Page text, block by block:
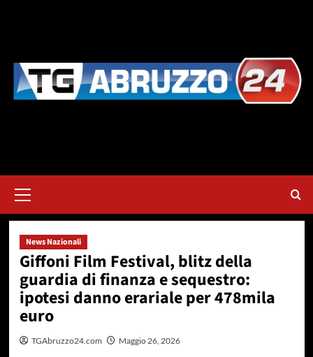
principale
News Nazionali
Giffoni Film Festival, blitz della
guardia di finanza e sequestro:
ipotesi danno erariale per 478mila
euro
TGAbruzzo24.com Maggio 26, 2026